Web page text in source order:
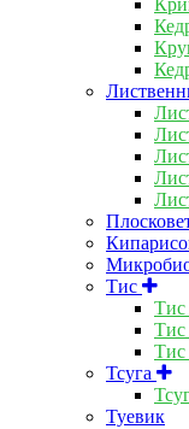
Тис
Тис
Тис
Тис
Тсуга
Туевик